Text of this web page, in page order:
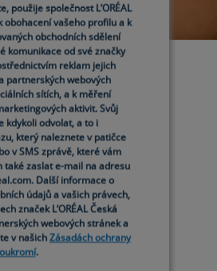
použije společnost L’ORÉAL
obohacení vašeho profilu a k
obchodních sdělení
komunikace od své značky
reklam jejich
partnerských webových
sítích, a k měření
aktivit. Svůj
kdykoli odvolat, a to i
který naleznete v patičce
v SMS zprávě, které vám
také zaslat e-mail na adresu
Další informace o
údajů a vašich právech,
značek L’ORÉAL Česká
webových stránek a
v našichZásadách ochrany
.
použije společnost L’ORÉAL
obohacení vašeho profilu a k
obchodních sdělení
komunikace od své značky
reklam jejich
partnerských webových
sítích, a k měření
aktivit. Svůj
kdykoli odvolat, a to i
který naleznete v patičce
v SMS zprávě, které vám
také zaslat e-mail na adresu
Další informace o
údajů a vašich právech,
značek L’ORÉAL Česká
webových stránek a
v našichZásadách ochrany
.